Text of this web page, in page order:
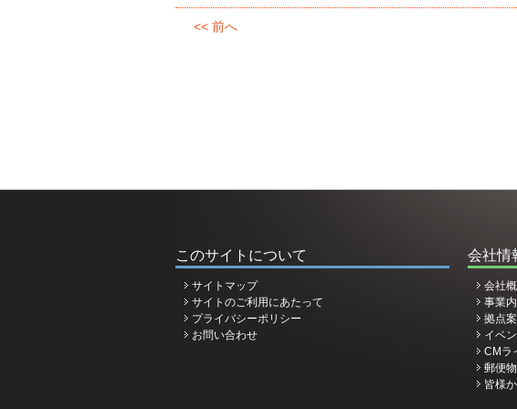
<< 前へ
このサイトについて
サイトマップ
サイトのご利用にあたって
プライバシーポリシー
お問い合わせ
会社情
会社
事業
拠点
イベ
CMラ
郵便
皆様